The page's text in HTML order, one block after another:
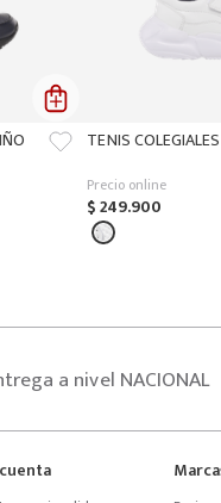
TENIS
Precio online
$249.900
a nivel NACIONAL